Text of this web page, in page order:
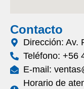
Contacto
Dirección: Av.
Teléfono: +56
E-mail:
Horario de